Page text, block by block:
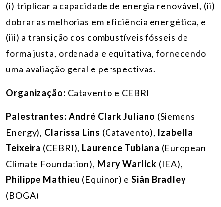
(i) triplicar a capacidade de energia renovável, (ii)
dobrar as melhorias em eficiência energética, e
(iii) a transição dos combustíveis fósseis de
forma justa, ordenada e equitativa, fornecendo
uma avaliação geral e perspectivas.
Organização: Catavento e CEBRI
Palestrantes: André Clark Juliano (Siemens
Energy), Clarissa Lins (Catavento), Izabella
Teixeira (CEBRI), Laurence Tubiana (European
Climate Foundation), Mary Warlick (IEA),
Philippe Mathieu (Equinor) eSiân Bradley
(BOGA)